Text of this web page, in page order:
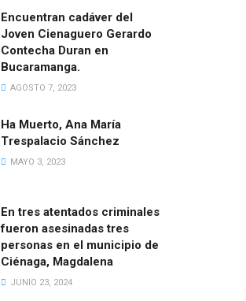
Encuentran cadáver del
Joven Cienaguero Gerardo
Contecha Duran en
Bucaramanga.
AGOSTO 7, 2023
Ha Muerto, Ana María
Trespalacio Sánchez
MAYO 3, 2023
En tres atentados criminales
fueron asesinadas tres
personas en el municipio de
Ciénaga, Magdalena
JUNIO 23, 2024